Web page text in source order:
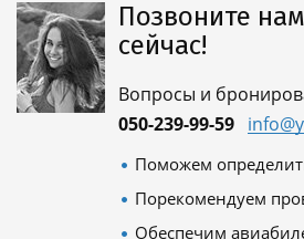
Позвоните
сейчас!
Вопросы и
050-239-99-59
Поможем
Порекомендуем
Обеспечим